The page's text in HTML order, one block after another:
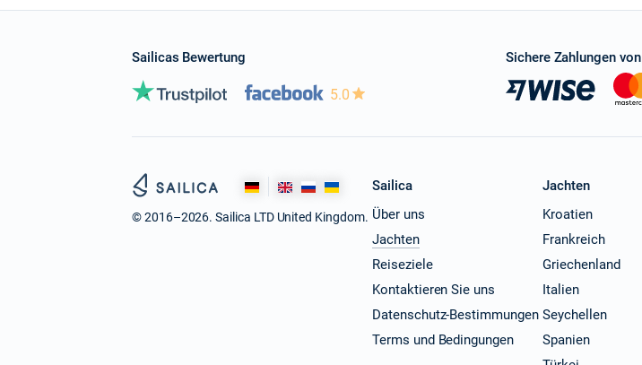
Sailicas Bewertung
5.0
Sichere Zahlungen von
© 2016–2026. Sailica LTD United Kingdom.
Sailica
Über uns
Jachten
Reiseziele
Kontaktieren Sie uns
Datenschutz-Bestimmungen
Terms und Bedingungen
Jachten
Kroatien
Frankreich
Griechenland
Italien
Seychellen
Spanien